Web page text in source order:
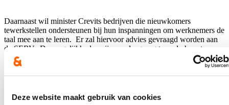
Deze website maakt gebruik van cookies
Daarnaast wil minister Crevits bedrijven die nieuwkomers
tewerkstellen ondersteunen bij hun inspanningen om werknemers de
taal mee aan te leren. Er zal hiervoor advies gevraagd worden aan
de SERV. De mogelijkheden zijn vandaag nog te onderbenut,
terwijl de werkvloer de perfecte plek is om beter Nederlands te
leren.